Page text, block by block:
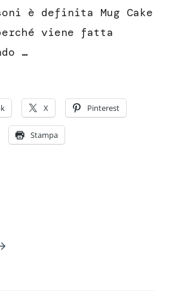
è definita Mug Cake
viene fatta
…
X Pinterest
Stampa